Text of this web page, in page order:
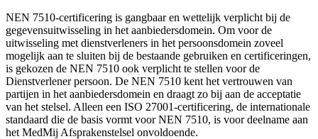
NEN 7510-certificering is gangbaar en wettelijk verplicht bij de
gegevensuitwisseling in het aanbiedersdomein. Om voor de
uitwisseling met dienstverleners in het persoonsdomein zoveel
mogelijk aan te sluiten bij de bestaande gebruiken en certificeringen,
is gekozen de NEN 7510 ook verplicht te stellen voor de
Dienstverlener persoon. De NEN 7510 kent het vertrouwen van
partijen in het aanbiedersdomein en draagt zo bij aan de acceptatie
van het stelsel. Alleen een ISO 27001-certificering, de internationale
standaard die de basis vormt voor NEN 7510, is voor deelname aan
het MedMij Afsprakenstelsel onvoldoende.